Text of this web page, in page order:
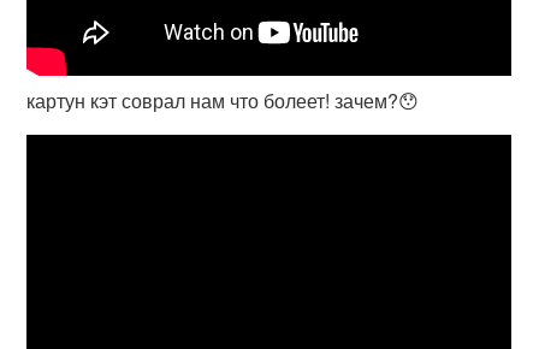
картун кэт соврал нам что болеет! зачем?😯